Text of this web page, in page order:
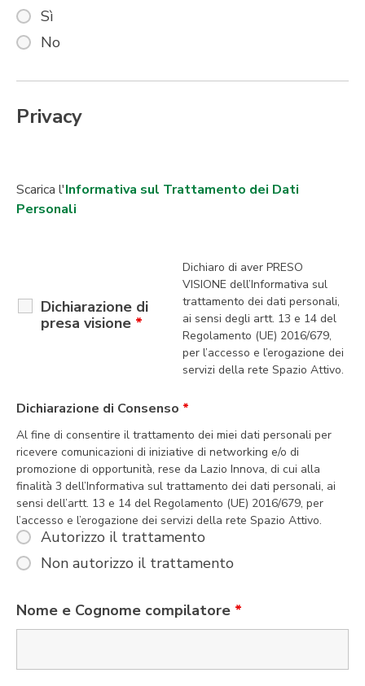
Sì
No
Privacy
Scarica l'Informativa sul Trattamento dei Dati
Personali
Dichiarazione di
presa visione *
Dichiaro di aver PRESO
VISIONE dell’Informativa sul
trattamento dei dati personali,
ai sensi degli artt. 13 e 14 del
Regolamento (UE) 2016/679,
per l’accesso e l’erogazione dei
servizi della rete Spazio Attivo.
Dichiarazione di Consenso *
Autorizzo il trattamento
Non autorizzo il trattamento
Al fine di consentire il trattamento dei miei dati personali per
ricevere comunicazioni di iniziative di networking e/o di
promozione di opportunità, rese da Lazio Innova, di cui alla
finalità 3 dell’Informativa sul trattamento dei dati personali, ai
sensi dell’artt. 13 e 14 del Regolamento (UE) 2016/679, per
l’accesso e l’erogazione dei servizi della rete Spazio Attivo.
Nome e Cognome compilatore *